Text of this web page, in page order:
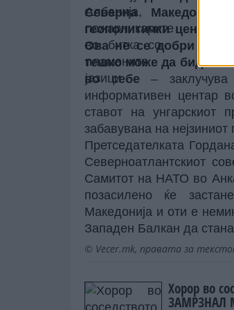
Северна
геополитички центри
Ова не се добри
тешко може да биде
во себе–
информативен центар
ставот на унгарскиот
забавувана на нејзиниот
Претседателката
Северноатлантскиот
Самитот на НАТО во
позасилено ќе
Македонија и оти е
Западен Балкан да
© Vecer.mk, правата за
Хорор во
ЗАМРЗНАЛ